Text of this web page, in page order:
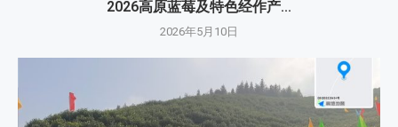
2026高原蓝莓及特色经作产...
2026年5月10日